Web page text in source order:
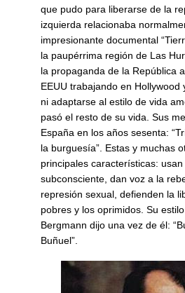
que pudo para liberarse de la
izquierda relacionaba
impresionante documental
la paupérrima región de Las
la propaganda de la República
EEUU trabajando en
ni adaptarse al estilo de vida
pasó el resto de su vida. Sus
España en los años sesenta:
la burguesía”. Estas y muchas
principales características:
subconsciente, dan voz a la
represión sexual, defienden la
pobres y los oprimidos. Su
Bergmann dijo una vez de él:
Buñuel”.